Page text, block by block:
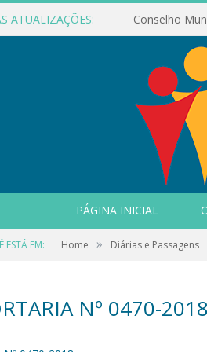
ATUALIZAÇÕES:
PÁGINA INICIAL
ESTÁ EM: Home » Diárias e Passagens
Nº 0470-2018